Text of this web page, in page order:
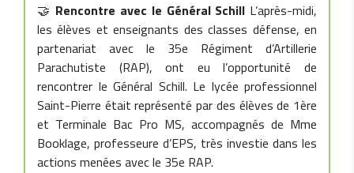
🤝 Rencontre avec le Général Schill L’après-midi,
les élèves et enseignants des classes défense, en
partenariat avec le 35e Régiment d’Artillerie
Parachutiste (RAP), ont eu l’opportunité de
rencontrer le Général Schill. Le lycée professionnel
Saint-Pierre était représenté par des élèves de 1ère
et Terminale Bac Pro MS, accompagnés de Mme
Booklage, professeure d’EPS, très investie dans les
actions menées avec le 35e RAP.